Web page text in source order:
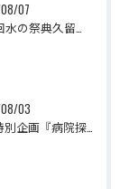
07
「第55回水の祭典久留米まつり」に参加しました！
03
夏休み特別企画『病院探検隊2026』を開催しました！